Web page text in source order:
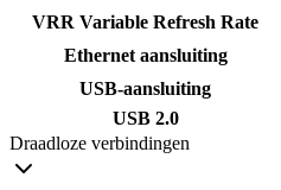
VRR Variable Refresh Rate
Ethernet aansluiting
USB-aansluiting
USB 2.0
Draadloze verbindingen